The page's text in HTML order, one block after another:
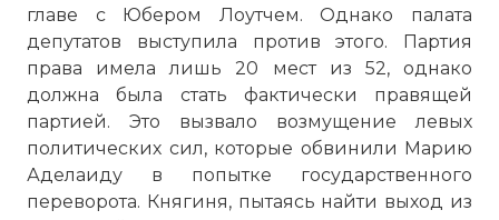
главе с Юбером Лоутчем. Однако палата
депутатов выступила против этого. Партия
права имела лишь 20 мест из 52, однако
должна была стать фактически правящей
партией. Это вызвало возмущение левых
политических сил, которые обвинили Марию
Аделаиду в попытке государственного
переворота. Княгиня, пытаясь найти выход из